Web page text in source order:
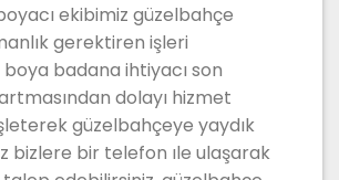
ekibimiz güzelbahçe
gerektiren işleri
boya badana ihtiyacı son
dolayı hizmet
güzelbahçeye yaydık
bizlere bir telefon ıle ulaşarak